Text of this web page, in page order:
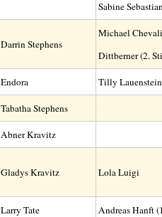
Sabine
Darrin Stephens
Michael
Dittberner (2.
Endora Tilly Lauenstein
Tabatha Stephens
Abner Kravitz
Gladys Kravitz Lola Luigi
Larry Tate Andreas Hanft